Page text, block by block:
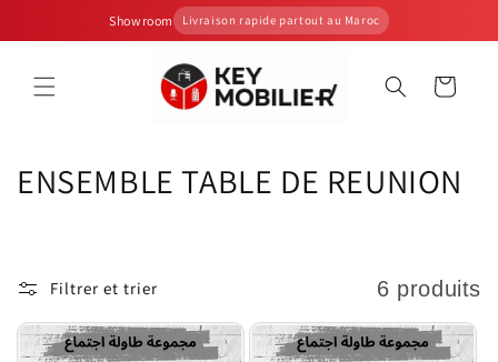
au
Showroom Livraison rapide partout au Maroc
Panier
C
ENSEMBLE TABLE DE REUNION
Filtrer et trier 6 produits